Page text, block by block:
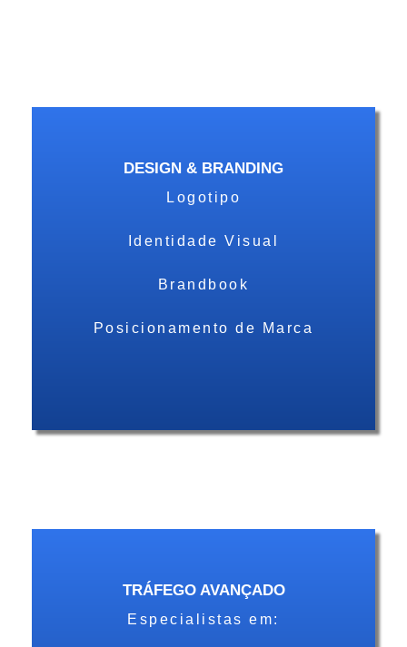
DESIGN & BRANDING
Logotipo
Identidade Visual
Brandbook
Posicionamento de Marca
TRÁFEGO AVANÇADO
Especialistas em: